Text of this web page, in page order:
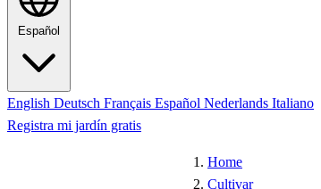
Español
English Deutsch Français Español Nederlands Italiano
Registra mi jardín gratis
Home
Cultivar